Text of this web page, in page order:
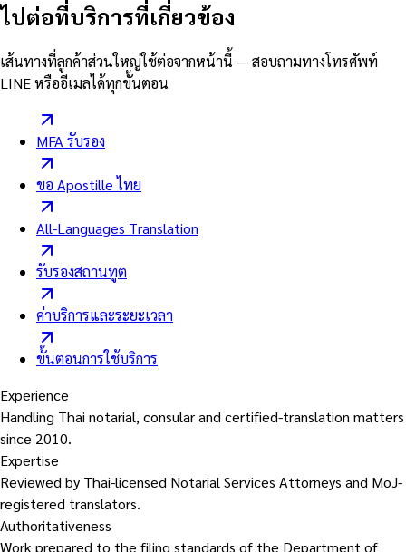
ไปต่อที่บริการที่เกี่ยวข้อง
เส้นทางที่ลูกค้าส่วนใหญ่ใช้ต่อจากหน้านี้ — สอบถามทางโทรศัพท์
LINE หรืออีเมลได้ทุกขั้นตอน
MFA รับรอง
ขอ Apostille ไทย
All-Languages Translation
รับรองสถานทูต
ค่าบริการและระยะเวลา
ขั้นตอนการใช้บริการ
Experience
Handling Thai notarial, consular and certified-translation matters
since 2010.
Expertise
Reviewed by Thai-licensed Notarial Services Attorneys and MoJ-
registered translators.
Authoritativeness
Work prepared to the filing standards of the Department of